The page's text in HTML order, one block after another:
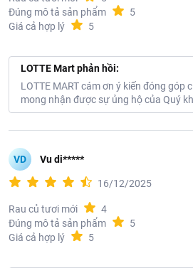
Đúng mô tả sản phẩm
5
Giá cả hợp lý
5
LOTTE Mart phản hồi:
LOTTE MART cám ơn ý kiến đóng góp
mong nhận được sự ủng hộ của Quý
VD Vu di*****
16/12/2025
Rau củ tươi mới
4
Đúng mô tả sản phẩm
5
Giá cả hợp lý
5